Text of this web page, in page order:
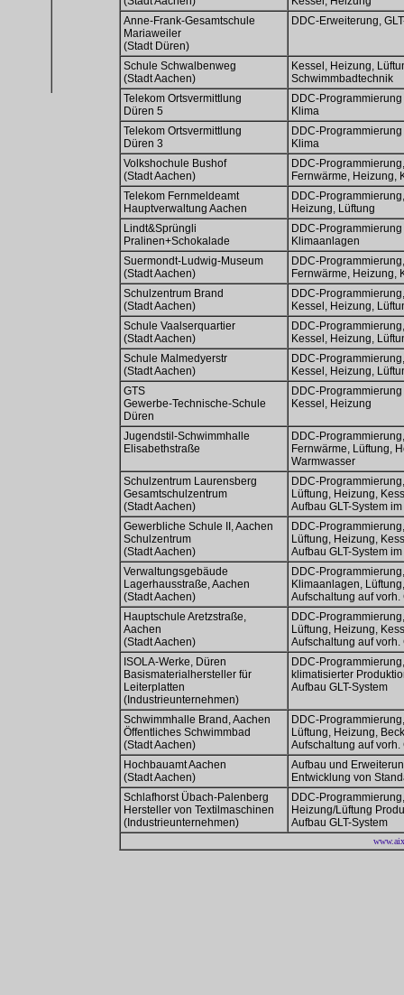
Anne-Frank-Gesamtschule
Mariaweiler
(Stadt Düren)
DDC-Erweiterung,
Schule Schwalbenweg
(Stadt Aachen)
Kessel, Heizung,
Schwimmbadtechnik
Telekom Ortsvermittlung
Düren 5
DDC-Programmierung
Klima
Telekom Ortsvermittlung
Düren 3
DDC-Programmierung
Klima
Volkshochule Bushof
(Stadt Aachen)
DDC-
Fernwärme, Heizung,
Telekom Fernmeldeamt
Hauptverwaltung Aachen
DDC-
Heizung, Lüftung
Lindt&Sprüngli
Pralinen+Schokalade
DDC-Programmierung
Klimaanlagen
Suermondt-Ludwig-Museum
(Stadt Aachen)
DDC-
Fernwärme, Heizung,
Schulzentrum Brand
(Stadt Aachen)
DDC-
Kessel, Heizung,
Schule Vaalserquartier
(Stadt Aachen)
DDC-
Kessel, Heizung,
Schule Malmedyerstr
(Stadt Aachen)
DDC-
Kessel, Heizung,
GTS
Gewerbe-Technische-Schule
Düren
DDC-Programmierung
Kessel, Heizung
Jugendstil-Schwimmhalle
Elisabethstraße
DDC-
Fernwärme, Lüftung,
Warmwasser
Schulzentrum Laurensberg
Gesamtschulzentrum
(Stadt Aachen)
DDC-
Lüftung, Heizung,
Aufbau GLT-System
Gewerbliche Schule II, Aachen
Schulzentrum
(Stadt Aachen)
DDC-
Lüftung, Heizung,
Aufbau GLT-System
Verwaltungsgebäude
Lagerhausstraße, Aachen
(Stadt Aachen)
DDC-
Klimaanlagen,
Aufschaltung auf vorh.
Hauptschule Aretzstraße,
Aachen
(Stadt Aachen)
DDC-
Lüftung, Heizung,
Aufschaltung auf vorh.
ISOLA-Werke, Düren
Basismaterialhersteller für
Leiterplatten
(Industrieunternehmen)
DDC-
klimatisierter
Aufbau GLT-System
Schwimmhalle Brand, Aachen
Öffentliches Schwimmbad
(Stadt Aachen)
DDC-
Lüftung, Heizung,
Aufschaltung auf vorh.
Hochbauamt Aachen
(Stadt Aachen)
Aufbau und
Entwicklung von
Schlafhorst Übach-Palenberg
Hersteller von Textilmaschinen
(Industrieunternehmen)
DDC-
Heizung/Lüftung
Aufbau GLT-System